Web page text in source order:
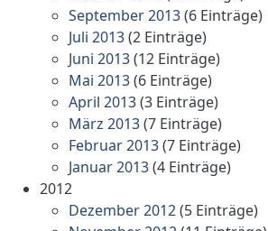
September 2013(6 Einträge)
Juli 2013(2 Einträge)
Juni 2013(12 Einträge)
Mai 2013(6 Einträge)
April 2013(3 Einträge)
März 2013(7 Einträge)
Februar 2013(7 Einträge)
Januar 2013(4 Einträge)
2012
Dezember 2012(5 Einträge)